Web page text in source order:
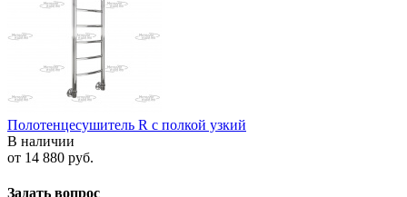
Полотенцесушитель R с полкой узкий
В наличии
от 14 880 руб.
Задать вопрос